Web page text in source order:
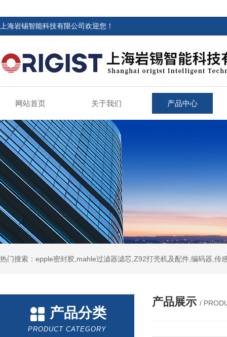
上海岩锡智能科技有限公司欢迎您！
网站首页 关于我们 产品中心
热门搜索：epple密封胶,mahle过滤器滤芯,Z92打壳机及配件,编码器,传
产品分类
PRODUCT CATEGORY
产品展示 /